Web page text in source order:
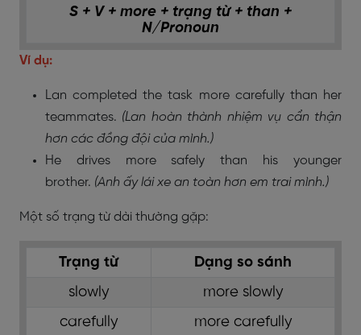
S + V + more + trạng từ + than +
N/Pronoun
Ví dụ:
Lan completed the task more carefully than her
teammates. (Lan hoàn thành nhiệm vụ cẩn thận
hơn các đồng đội của mình.)
He drives more safely than his younger
brother. (Anh ấy lái xe an toàn hơn em trai mình.)
Một số trạng từ dài thường gặp:
Trạng từ
Dạng so sánh
slowly
more slowly
carefully
more carefully